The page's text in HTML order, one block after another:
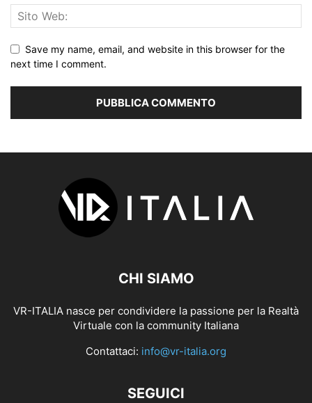
Save my name, email, and website in this browser for the
next time I comment.
CHI SIAMO
VR-ITALIA nasce per condividere la passione per la Realtà
Virtuale con la community Italiana
Contattaci: info@vr-italia.org
SEGUICI